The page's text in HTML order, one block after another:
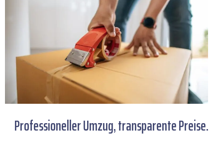
Professioneller Umzug, transparente Preise.